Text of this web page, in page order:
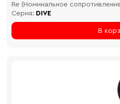
Re (Номинальное
Серия: DIVE
В